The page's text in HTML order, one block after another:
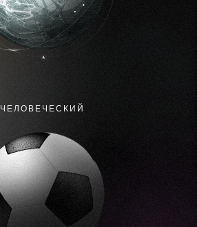
ЧЕЛОВЕЧЕСКИЙ